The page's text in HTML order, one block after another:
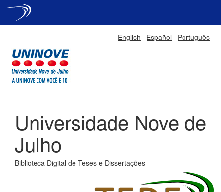
English Español Português
Universidade Nove de
Julho
Biblioteca Digital de Teses e Dissertações